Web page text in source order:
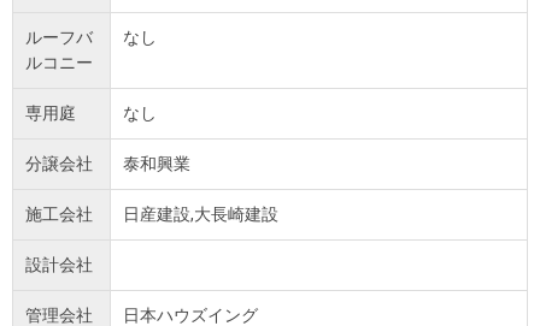
ルーフバ
ルコニー
なし
専用庭 なし
分譲会社 泰和興業
施工会社 日産建設,大長崎建設
設計会社
管理会社 日本ハウズイング